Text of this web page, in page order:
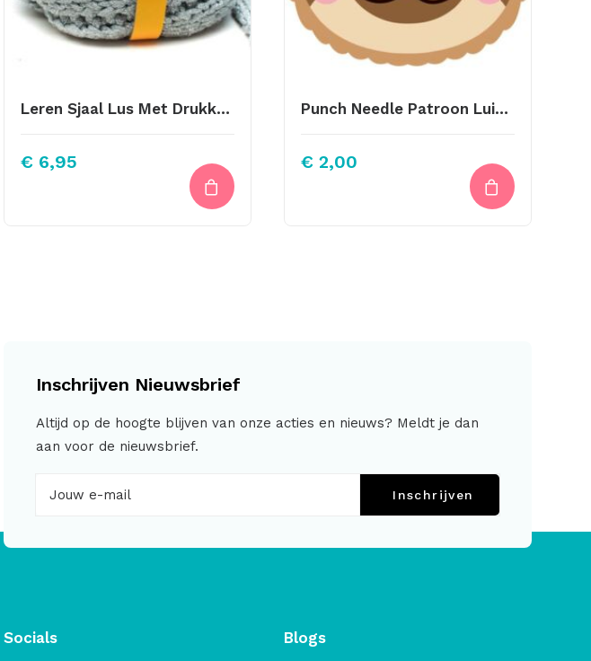
Leren Sjaal Lus Met Drukknoop 21cm Geel
€ 6,95
Punch Needle Patroon Luiaard
€ 2,00
Inschrijven Nieuwsbrief
Altijd op de hoogte blijven van onze acties en nieuws? Meldt je dan
aan voor de nieuwsbrief.
Inschrijven
Socials Blogs